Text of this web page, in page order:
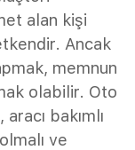
alan kişi
Ancak
memnun
olabilir. Oto
bakımlı
ve